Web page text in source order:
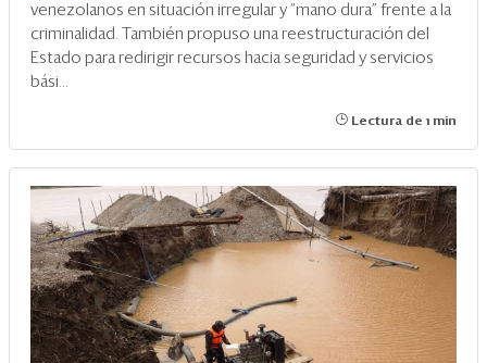
venezolanos en situación irregular y “mano dura” frente a la
criminalidad. También propuso una reestructuración del
Estado para redirigir recursos hacia seguridad y servicios
bási...
Lectura de 1 min